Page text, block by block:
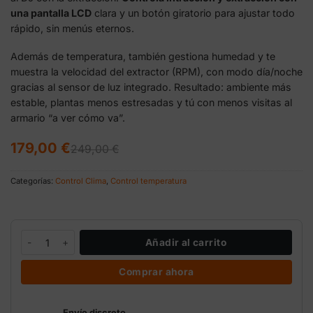
una pantalla LCD clara y un botón giratorio para ajustar todo
rápido, sin menús eternos.
Además de temperatura, también gestiona humedad y te
muestra la velocidad del extractor (RPM), con modo día/noche
gracias al sensor de luz integrado. Resultado: ambiente más
estable, plantas menos estresadas y tú con menos visitas al
armario “a ver cómo va”.
249,00€
El
precio
era:
179,00 €
El
precio
es:
Categorías: Control Clima, Control temperatura
Controlador temperatura digital GSE para 2 extractores cantidad
Añadir al carrito
Comprar ahora